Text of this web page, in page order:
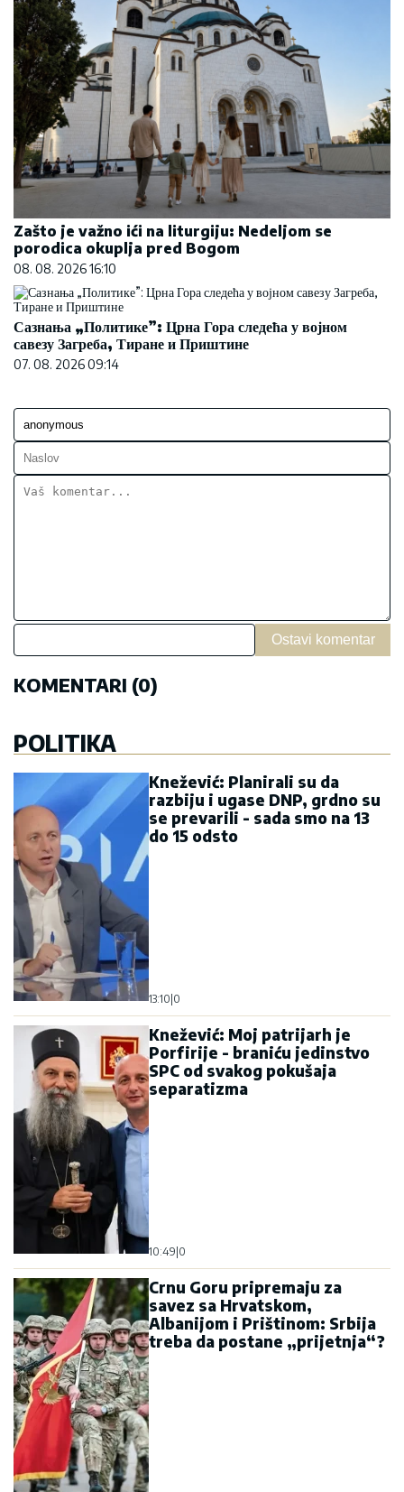
Zašto je važno ići na liturgiju: Nedeljom se
porodica okuplja pred Bogom
08. 08. 2026 16:10
Сазнања „Политике”: Црна Гора следећа у војном
савезу Загреба, Тиране и Приштине
07. 08. 2026 09:14
Ostavi komentar
KOMENTARI (0)
POLITIKA
Knežević: Planirali su da
razbiju i ugase DNP, grdno su
se prevarili - sada smo na 13
do 15 odsto
13:10|0
Knežević: Moj patrijarh je
Porfirije - braniću jedinstvo
SPC od svakog pokušaja
separatizma
10:49|0
Crnu Goru pripremaju za
savez sa Hrvatskom,
Albanijom i Prištinom: Srbija
treba da postane „prijetnja“?